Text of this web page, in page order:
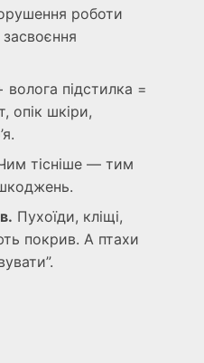
роботи
волога підстилка =
опік шкіри,
тісніше — тим
Пухоїди, кліщі,
покрив. А птахи